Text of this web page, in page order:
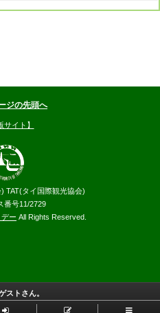
ジの先頭へ
サイト】
TAT(タイ国際観光協会)
番号11/2729
ー All Rights Reserved.
ストさん。